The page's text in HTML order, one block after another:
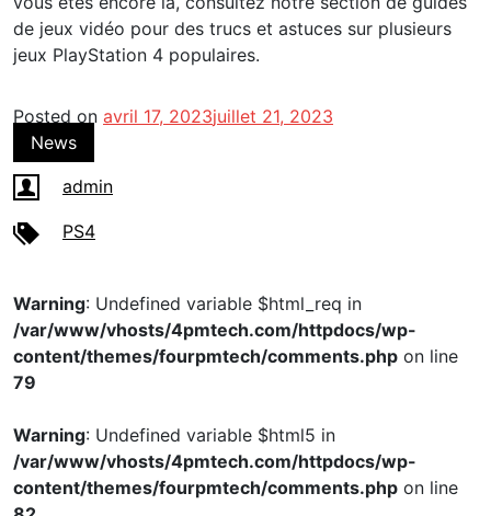
de jeux vidéo pour des trucs et astuces sur plusieurs
jeux PlayStation 4 populaires.
Posted on avril 17, 2023juillet 21, 2023
News
admin
PS4
Warning: Undefined variable $html_req in
/var/www/vhosts/4pmtech.com/httpdocs/wp-
content/themes/fourpmtech/comments.php on line
79
Warning: Undefined variable $html5 in
/var/www/vhosts/4pmtech.com/httpdocs/wp-
content/themes/fourpmtech/comments.php on line